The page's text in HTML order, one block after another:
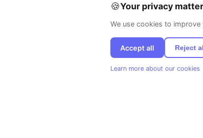
🍪Your privacy
We use cookies to
Accept all Reject
Learn more about our cookies